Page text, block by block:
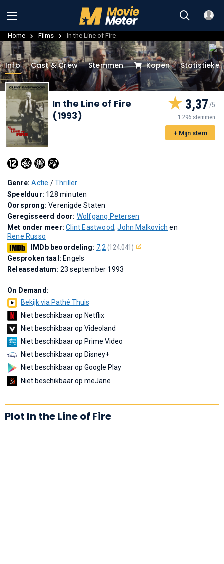
Home Films In the Line of Fire
Info Cast & Crew Stemmen Kopen
In the Line of Fire
(1993)
3,37
1.296 stemmen
+ Mijn stem
Genre:Actie /Thriller
Speelduur: 128 minuten
Oorsprong:Verenigde Staten
Geregisseerd door: Wolfgang Petersen
Met onder meer:Clint Eastwood,John Malkovich en
Rene Russo
IMDb beoordeling: 7,2 (124.041)
Gesproken taal: Engels
Releasedatum: 23 september 1993
On Demand:
Bekijk via Pathé Thuis
Niet beschikbaar op Netflix
Niet beschikbaar op Videoland
Niet beschikbaar op Prime Video
Niet beschikbaar op Disney+
Niet beschikbaar op Google Play
Niet beschikbaar op meJane
Plot In the Line of Fire